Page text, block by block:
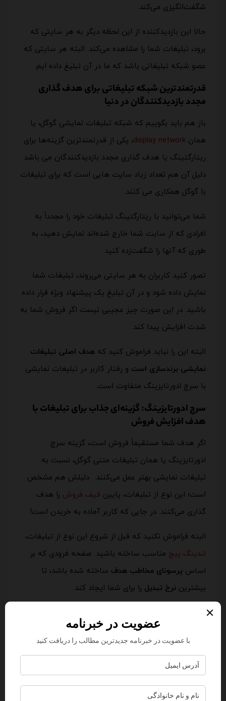
شگفت‌انگیزی می‌کند.
حالا این بازدیدکننده از این لحظه دیگر به هر سایتی که
برود، تبلیغات شما را مشاهده می‌کند. البته هر سایتی که
عضو شبکه تبلیغاتی‌‌‎‌ باشد که ما در آن تبلیغ داده ایم.
قدرتمندترین شبکه تبلیغاتی برای هدف گذاری
مجدد بازدیدکنندگان در دنیا
باز هم باید بگوییم که شبکه تبلیغات نمایشی گوگل، یا
همان display network، یکی از قدرتمندترین گزینه‌ها برای
ریتارگتینگ یا هدف گذاری مجدد بازدیدکنندگان می باشد.
دلیل آن هم تعداد زیاد سایت هایی است که برای تبلیغات
با گوگل همکاری می کنند.
شما می‌توانید با ریتارگتینگ تبلیغات خود را مجدداً به
افرادی که از سایت شما خارج شده‌اند نمایش دهید، به
طوری که آنها را شگفت‌زده کنید.
تصور کنید کاربران به هر سایتی می‌روند، تبلیغات شما
نمایش داده شود و در آن تبلیغ یک پیشنهاد ویژه قرار داده
باشید. در این صورت چیز عجیبی نیست اگر فروش شما به
شدت افزایش پیدا کند.
البته این را نباید فراموش کنید که هدف اصلی تبلیغات
نمایشی برندسازی است و رفتار کاربر در تبلیغات نمایشی
با سرچ ادورتایزینگ متفاوت است.
سرچ ادورتایزینگ: گزینه‌ای جذاب برای تبلیغات با
هدف افزایش فروش
اگر هدف شما مستقیماً فروش است، گزینه‌ سرچ
ادورتایزینگ یا همان تبلیغات متنی گوگل، نسبت به
تبلیغات نمایشی بهتر عمل می‌کنند. دلیلش هم مشخص
است؛ این نوع از تبلیغات، پایین قیف فروش را هدف
گذاری می‌کنند. در جایی که کاربر آماده به خریدن است!
البته فراموش نکنید که قبل از شروع این نوع از تبلیغات،
لندینگ پیج مناسب ساخته باشید. صفحه فرودی که بر
اساس پرسونای مخاطب هدف ساخته شده باشد، تا
بیشترین نرخ تبدیل را برای شما ایجاد کند.
محبوب ترین گزینه در پلتفرم‌های ویدئویی، یوتیوب
هزینه ای به گوگل پرداخت می‌کنید.
تبلیغات در یوتیوب یک